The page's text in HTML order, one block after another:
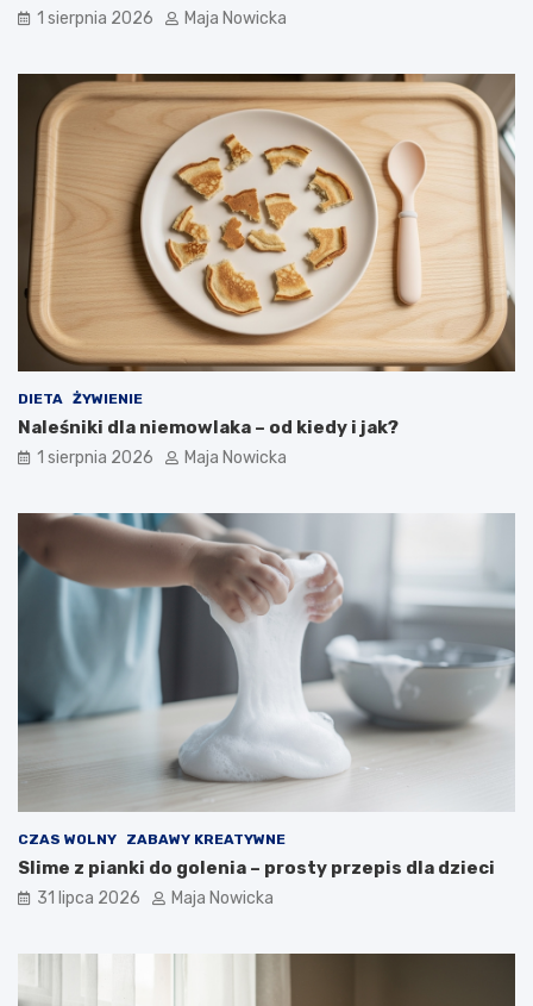
1 sierpnia 2026 Maja Nowicka
DIETA ŻYWIENIE
Naleśniki dla niemowlaka – od kiedy i jak?
1 sierpnia 2026 Maja Nowicka
CZAS WOLNY ZABAWY KREATYWNE
Slime z pianki do golenia – prosty przepis dla dzieci
31 lipca 2026 Maja Nowicka